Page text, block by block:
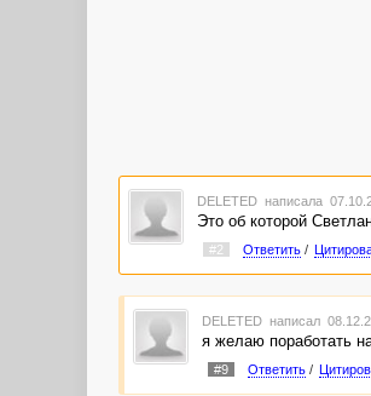
DELETED написала
Это об которой
#2 Ответить/
DELETED написал
я желаю поработать
#9 Ответить/